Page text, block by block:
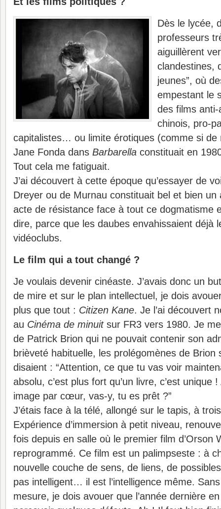
Dès le lycée,
professeurs
aiguillèrent
clandestines,
jeunes”, où
empestant le
des films
chinois, pro-
capitalistes… ou limite érotiques (comme si de
Jane Fonda dans Barbarella constituait en
Tout cela me fatiguait.
J’ai découvert à cette époque qu’essayer de
Dreyer ou de Murnau constituait bel et bien un
acte de résistance face à tout ce dogmatisme
dire, parce que les daubes envahissaient déjà
vidéoclubs.
Le film qui a tout changé ?
Je voulais devenir cinéaste. J’avais donc un
de mire et sur le plan intellectuel, je dois
plus que tout : Citizen Kane. Je l’ai découvert
au Cinéma de minuitsur FR3 vers 1980. Je
de Patrick Brion qui ne pouvait contenir son
brièveté habituelle, les prolégomènes de Brion
disaient : “Attention, ce que tu vas voir
absolu, c’est plus fort qu’un livre, c’est unique
image par cœur, vas-y, tu es prêt ?”
J’étais face à la télé, allongé sur le tapis, à
Expérience d’immersion à petit niveau,
fois depuis en salle où le premier film d’Orson
reprogrammé. Ce film est un palimpseste : à
nouvelle couche de sens, de liens, de
pas intelligent… il est l’intelligence même.
mesure, je dois avouer que l’année dernière